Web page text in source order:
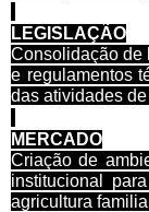
LEGISLAÇÃO
Consolidação de
e regulamentos
das atividades
MERCADO
Criação de
institucional
agricultura